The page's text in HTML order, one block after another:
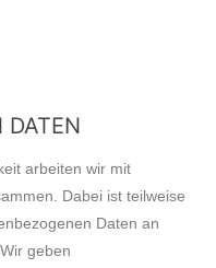
DATEN
arbeiten wir mit
Dabei ist teilweise
Daten an
geben